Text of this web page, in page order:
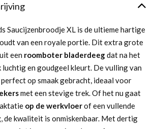
Saucijzenbroodje XL is de ultieme hartige
van een royale portie. Dit extra grote
een roomboter bladerdeegdat na het
luchtig en goudgeel kleurt. De vulling van
op smaak gebracht, ideaal voor
met een stevige trek. Of het nu gaat
op de werkvloerof een vullende
, de kwaliteit is onmiskenbaar. Met dertig